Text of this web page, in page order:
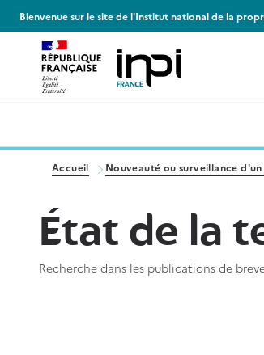
Bienvenue sur le site de l'Institut national de la
Accueil Nouveauté ou surveillance
État de la
Recherche dans les publications de
Panneau de gestion des cookies